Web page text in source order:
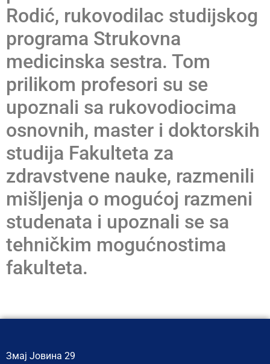
Rodić, rukovodilac studijskog
programa Strukovna
medicinska sestra. Tom
prilikom profesori su se
upoznali sa rukovodiocima
osnovnih, master i doktorskih
studija Fakulteta za
zdravstvene nauke, razmenili
mišljenja o mogućoj razmeni
studenata i upoznali se sa
tehničkim mogućnostima
fakulteta.
Змај Јовина 29